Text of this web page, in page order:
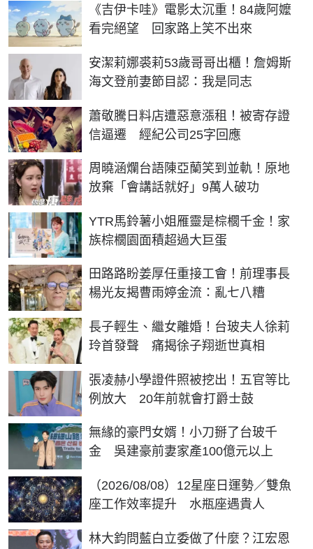
《吉伊卡哇》電影太沉重！84歲阿嬤
看完絕望 回家路上笑不出來
安潔莉娜裘莉53歲哥哥出櫃！詹姆斯
海文登前妻節目認：我是同志
蕭敬騰日料店遭惡意漲租！被寄存證
信逼遷 經紀公司25字回應
周曉涵爛台語陳亞蘭笑到並軌！原地
放棄「會講話就好」9萬人破功
YTR馬鈴薯小姐雁靈是棕櫚千金！家
族棕櫚園面積超過大巨蛋
田路路盼姜厚任重接工會！前理事長
楊光友揭曹雨婷金流：亂七八糟
長子輕生、繼女離婚！台玻夫人徐莉
玲首發聲 痛揭徐子翔逝世真相
張凌赫小學證件照被挖出！五官等比
例放大 20年前就會打爵士鼓
無緣的豪門女婿！小刀掰了台玻千
金 吳建豪前妻家產100億元以上
（2026/08/08）12星座日運勢／雙魚
座工作效率提升 水瓶座遇貴人
林大鈞問藍白立委做了什麼？江宏恩